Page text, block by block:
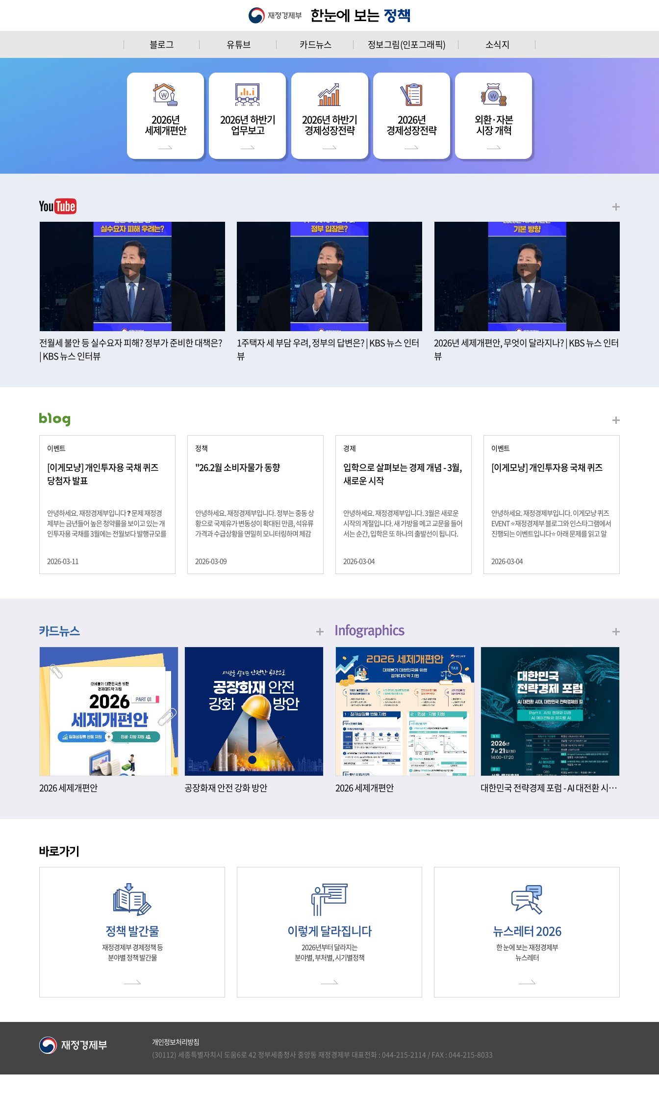
블로그 유튜브 카드뉴스 정보그림(인포그래픽) 소식지
2026년
세제개편안
2026년 하반기
업무보고
2026년 하반기
경제성장전략
2026년
경제성장전략
외환·자본
시장 개혁
전월세 불안 등 실수요자 피해? 정부가 준비한 대책은?
| KBS 뉴스 인터뷰
1주택자 세 부담 우려, 정부의 답변은? | KBS 뉴스 인터
뷰
2026년 세제개편안, 무엇이 달라지나? | KBS 뉴스 인터
뷰
이벤트
[이게모냥] 개인투자용 국채 퀴즈
당첨자 발표
안녕하세요. 재정경제부입니다 ❓ 문제 재정경
제부는 금년들어 높은 청약률을 보이고 있는 개
인투자용 국채를 3월에는 전월보다 발행규모를
년물 900억원, 20년물 300억원입니다. 그렇다
면 3월 개인투자용 국채의 총 발행 예정 금액은
은 인스타그램 개별 DM으로 폼링크를 전달드립
니다.
2026-03-11
정책
"26.2월 소비자물가 동향
안녕하세요. 재정경제부입니다. 정부는 중동 상
황으로 국제유가 변동성이 확대된 만큼, 석유류
가격과 수급상황을 면밀히 모니터링하며 체감
고 추세적 흐름을 보여주는 근원물가는 2.3% 상
승 향후 지정학적 요인, 기상여건 등 불확실성이
2026-03-09
경제
입학으로 살펴보는 경제 개념 - 3월,
새로운 시작
안녕하세요. 재정경제부입니다. 3월은 새로운
시작의 계절입니다. 새 가방을 메고 교문을 들어
서는 순간, 입학은 또 하나의 출발선이 됩니다.
음이기도 합니다. 입학이라는 순간을 경제의 시
각으로 바라보면, 우리는 한 가지 중요한 개념을
식, 친구들과의 협업, 다양한 활동 속에서 얻는
문제 해결 경험은 모두 개인의 역량으로 축적됩
니다. 경제학에서는 이.......
2026-03-04
이벤트
[이게모냥] 개인투자용 국채 퀴즈
안녕하세요. 재정경제부입니다. 이게모냥 퀴즈
EVENT ⭐재정경제부 블로그와 인스타그램에서
진행되는 이벤트입니다⭐ 아래 문제를 읽고 알
자용 국채를 3월에는 전월보다 발행규모를 100
억원 확대합니다. 2026년 3월에 발행 예정인 ⎾
폰 (60명) 참여.......
2026-03-04
2026 세제개편안 공장화재 안전 강화 방안 2026 세제개편안 대한민국 전략경제 포럼 - AI 대전환 시대, 대한민국 전략경제의 길
정책 발간물
재정경제부 경제정책 등
분야별 정책 발간물
이렇게 달라집니다
2026년부터 달라지는
분야별, 부처별, 시기별정책
뉴스레터 2026
한 눈에 보는 재정경제부
뉴스레터
개인정보처리방침
(30112) 세종특별자치시 도움6로 42 정부세종청사 중앙동 재정경제부 대표전화 : 044-215-2114 / FAX : 044-215-8033